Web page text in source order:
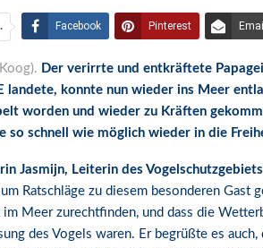
Facebook Pinterest Email
Der verirrte und entkräftete
landete, konnte nun wieder ins Meer
worden und wieder zu Kräften
so schnell wie möglich wieder in die
Jasmijn, Leiterin des
Ratschläge zu diesem besonderen Gast
Meer zurechtfinden, und dass die
des Vogels waren. Er begrüßte es